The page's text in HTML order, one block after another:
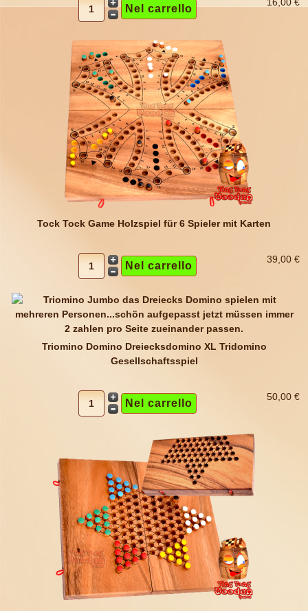
Tock Tock Game Holzspiel für 6 Spieler mit Karten
39,00 €
Triomino Domino Dreiecksdomino XL Tridomino
Gesellschaftsspiel
50,00 €